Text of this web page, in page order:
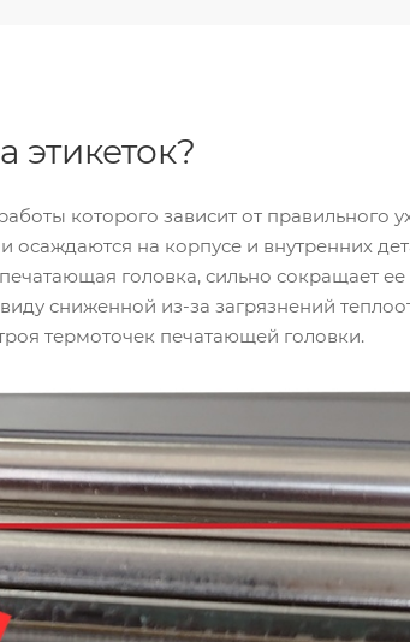
которого зависит от правильного
осаждаются на корпусе и внутренних
головка, сильно сокращает
сниженной из-за загрязнений
термоточек печатающей головки.